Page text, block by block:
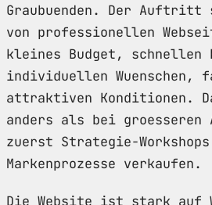
Graubuenden. Der
von professionellen
kleines Budget, schnellen
individuellen Wuenschen,
attraktiven Konditionen.
anders als bei groesseren
zuerst Strategie-
Markenprozesse verkaufen.
Die Website ist stark auf